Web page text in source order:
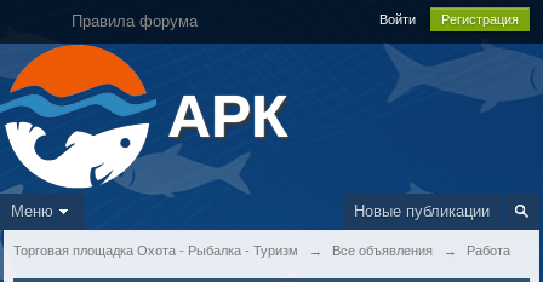
Правила форума Войти Регистрация
АРК
Новые публикации
Меню
Торговая площадка Охота - Рыбалка - Туризм → Все объявления → Работа